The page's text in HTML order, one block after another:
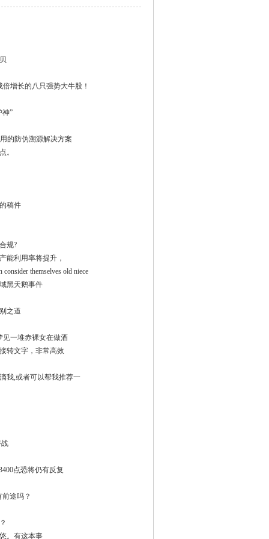
增长的八只强势大牛股！
神”
的防伪溯源解决方案
。
稿件
规?
能利用率将提升，
consider themselves old niece
黑天鹅事件
之道
见一堆赤裸女在做酒
转文字，非常高效
我,或者可以帮我推荐一
点恐将仍有反复
途吗？
。有这本事